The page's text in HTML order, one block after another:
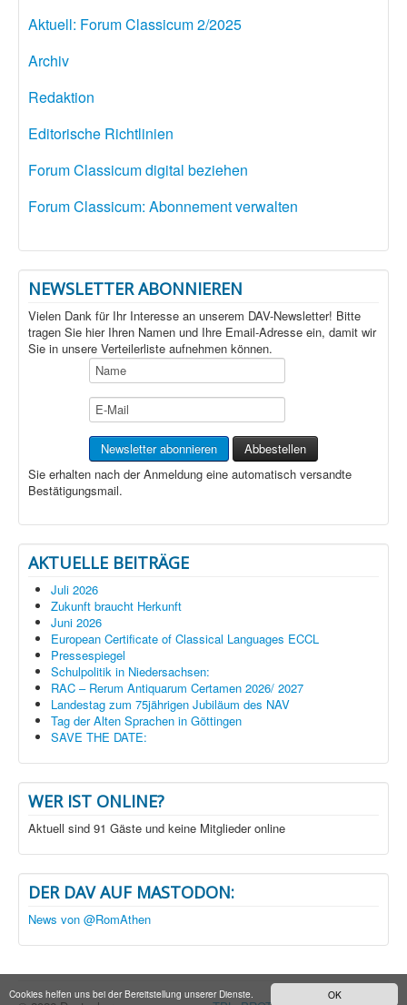
OK
Cookies helfen uns bei der Bereitstellung unserer Dienste.
Aktuell: Forum Classicum 2/2025
Archiv
Redaktion
Editorische Richtlinien
Forum Classicum digital beziehen
Forum Classicum: Abonnement verwalten
NEWSLETTER ABONNIEREN
Vielen Dank für Ihr Interesse an unserem DAV-Newsletter! Bitte
tragen Sie hier Ihren Namen und Ihre Email-Adresse ein, damit wir
Sie in unsere Verteilerliste aufnehmen können.
Sie erhalten nach der Anmeldung eine automatisch versandte
Bestätigungsmail.
AKTUELLE BEITRÄGE
Juli 2026
Zukunft braucht Herkunft
Juni 2026
European Certificate of Classical Languages ECCL
Pressespiegel
Schulpolitik in Niedersachsen:
RAC – Rerum Antiquarum Certamen 2026/ 2027
Landestag zum 75jährigen Jubiläum des NAV
Tag der Alten Sprachen in Göttingen
SAVE THE DATE:
WER IST ONLINE?
Aktuell sind 91 Gäste und keine Mitglieder online
DER DAV AUF MASTODON:
News von @RomAthen